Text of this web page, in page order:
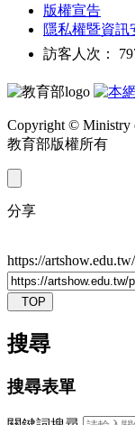
版權宣告
隱私權暨資訊
訪客人次：
Copyright © Ministry
教育部版權所有
分享
https://
TOP
搜尋
搜尋表單